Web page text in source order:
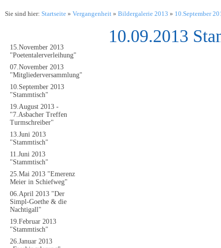
Sie sind hier: Startseite » Vergangenheit » Bildergalerie 2013 » 10.September
15.November 2013
"Poetentalerverleihung"
07.November 2013
"Mitgliederversammlung"
10.September 2013
"Stammtisch"
19.August 2013 -
"7.Asbacher Treffen
Turmschreiber"
13.Juni 2013
"Stammtisch"
11.Juni 2013
"Stammtisch"
25.Mai 2013 "Emerenz
Meier in Schiefweg"
06.April 2013 "Der
Simpl-Goethe & die
Nachtigall"
19.Februar 2013
"Stammtisch"
26.Januar 2013
10.09.2013